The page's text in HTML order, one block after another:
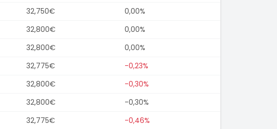
32,750€
0,00%
32,800€
0,00%
32,800€
0,00%
32,775€
-0,23%
32,800€
-0,30%
32,800€
-0,30%
32,775€ -0,46%